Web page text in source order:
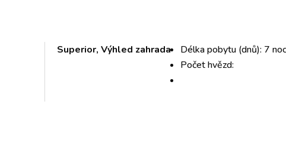
Superior, Výhled zahrada
Délka pobytu (dnů): 7
Počet hvězd: